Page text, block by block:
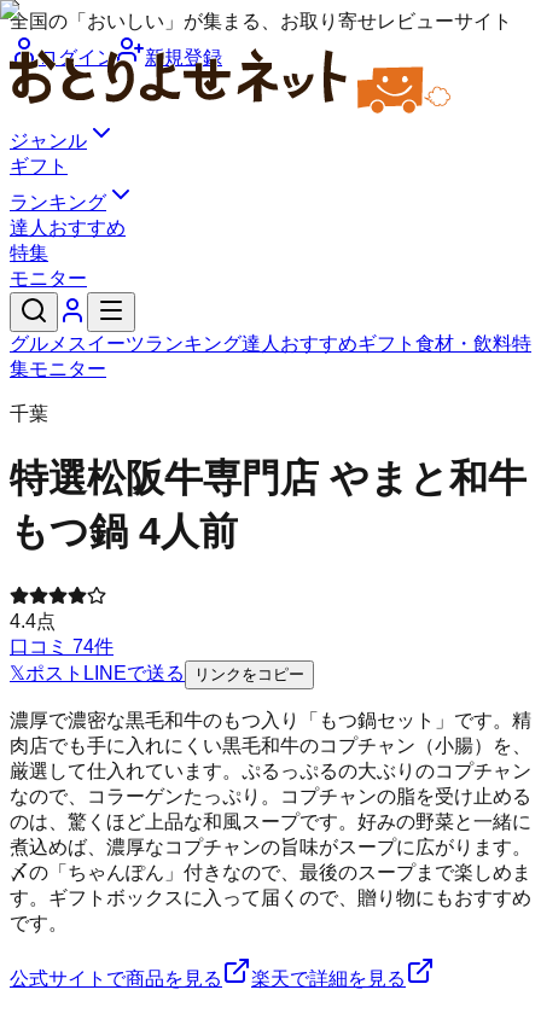
全国の「おいしい」が集まる、お取り寄せレビューサイト
ログイン
新規登録
ジャンル
ギフト
ランキング
達人おすすめ
特集
モニター
グルメ スイーツランキング達人おすすめギフト 食材・飲料特
集モニター
千葉
特選松阪牛専門店 やまと和牛
もつ鍋 4人前
4.4点
口コミ 74件
𝕏ポスト LINEで送る リンクをコピー
濃厚で濃密な黒毛和牛のもつ入り「もつ鍋セット」です。精
肉店でも手に入れにくい黒毛和牛のコプチャン（小腸）を、
厳選して仕入れています。ぷるっぷるの大ぶりのコプチャン
なので、コラーゲンたっぷり。コプチャンの脂を受け止める
のは、驚くほど上品な和風スープです。好みの野菜と一緒に
煮込めば、濃厚なコプチャンの旨味がスープに広がります。
〆の「ちゃんぽん」付きなので、最後のスープまで楽しめま
す。ギフトボックスに入って届くので、贈り物にもおすすめ
です。
公式サイトで商品を見る 楽天で詳細を見る